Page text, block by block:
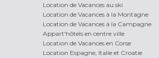
Location de Vacances au ski
Location de Vacances à la Montagne
Location de Vacances à la Campagne
Appart'hôtels en centre ville
Location de Vacances en Corse
Location Espagne, Italie et Croatie